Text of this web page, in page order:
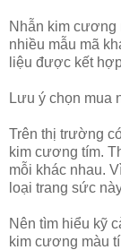
Nhẫn kim cương
nhiều mẫu mã
liệu được kết
Lưu ý chọn mua
Trên thị trường
kim cương tím.
mỗi khác nhau.
loại trang sức
Nên tìm hiểu kỹ
kim cương màu